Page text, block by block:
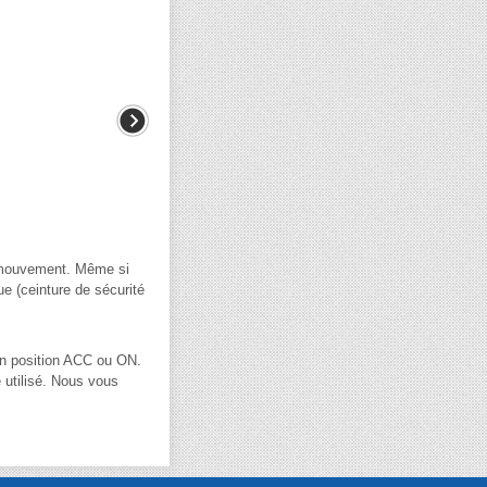
Même si
(ceinture de sécurité
position ACC ou ON.
utilisé. Nous vous